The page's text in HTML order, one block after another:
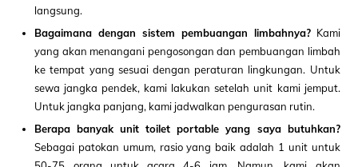
langsung.
Bagaimana dengan sistem pembuangan limbahnya?Kami
yang akan menangani pengosongan dan pembuangan limbah
ke tempat yang sesuai dengan peraturan lingkungan. Untuk
sewa jangka pendek, kami lakukan setelah unit kami jemput.
Untuk jangka panjang, kami jadwalkan pengurasan rutin.
Berapa banyak unit toilet portable yang saya butuhkan?
Sebagai patokan umum, rasio yang baik adalah 1 unit untuk